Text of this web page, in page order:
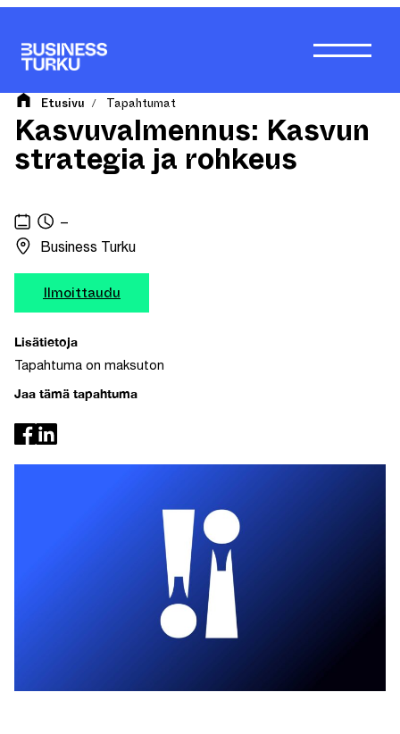
Etusivu / Tapahtumat
Kasvuvalmennus: Kasvun
strategia ja rohkeus
–
Business Turku
Ilmoittaudu
Lisätietoja
Tapahtuma on maksuton
Jaa tämä tapahtuma